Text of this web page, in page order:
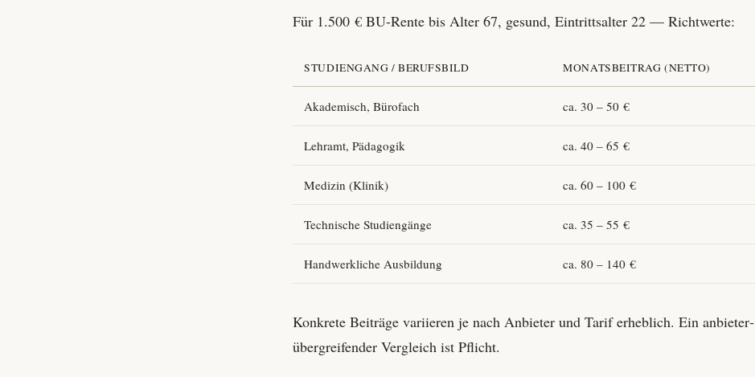
Für 1.500 € BU-Rente bis Alter 67, gesund, Eintrittsalter 22 — Richtwerte:
STUDIENGANG / BERUFSBILD MONATSBEITRAG (NETTO)
Akademisch, Bürofach ca. 30 – 50 €
Lehramt, Pädagogik ca. 40 – 65 €
Medizin (Klinik) ca. 60 – 100 €
Technische Studiengänge ca. 35 – 55 €
Handwerkliche Ausbildung ca. 80 – 140 €
Konkrete Beiträge variieren je nach Anbieter und Tarif erheblich. Ein anbieter­
übergreifender Vergleich ist Pflicht.